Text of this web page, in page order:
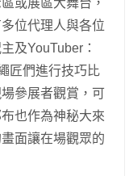
位代理人與各位
及YouTuber：
匠們進行技巧比
參展者觀賞，可
也作為神秘大來
面讓在場觀眾的